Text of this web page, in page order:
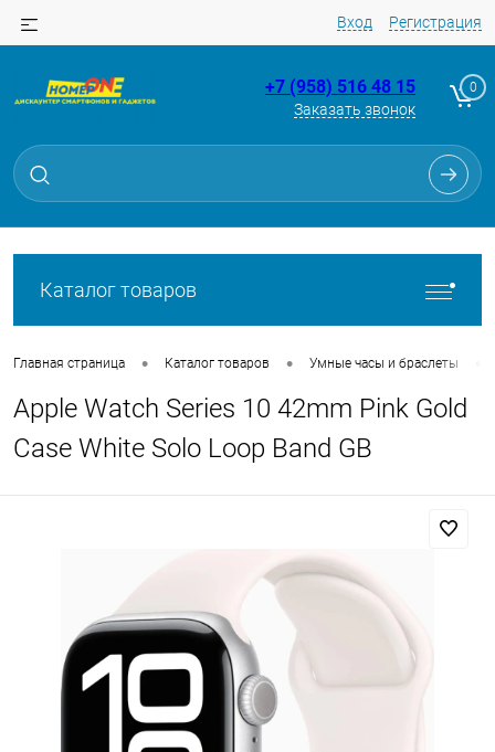
Вход Регистрация
+7 (958) 516 48 15
Заказать звонок
0
Каталог товаров
Главная страница • Каталог товаров • Умные часы и браслеты
Apple Watch Series 10 42mm Pink Gold
Case White Solo Loop Band GB
Для клиентов всех банков
Разбейте
без переплат
Сегодня
Оплачивайте сегодня только
% картой любого банка
Получайте товар